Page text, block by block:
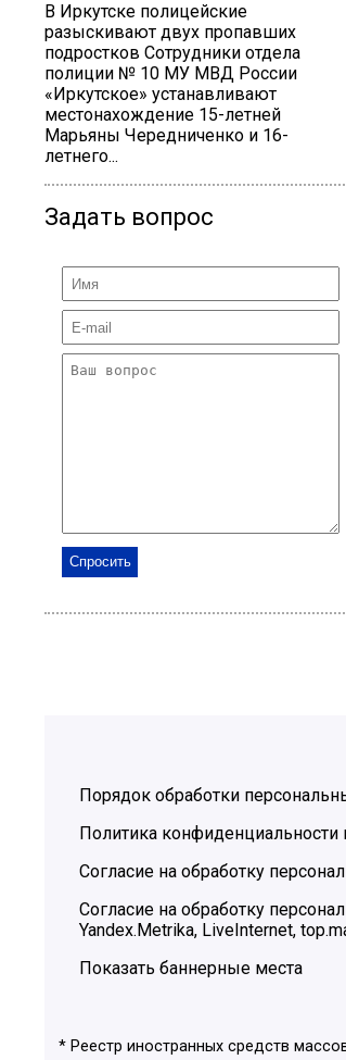
В Иркутске полицейские
разыскивают двух пропавших
подростков Сотрудники отдела
полиции № 10 МУ МВД России
«Иркутское» устанавливают
местонахождение 15-летней
Марьяны Чередниченко и 16-
летнего...
Задать вопрос
Порядок обработки
Политика
Согласие на обработку
Согласие на обработку
Yandex.Metrika, LiveInternet,
Показать баннерные места
* Реестр иностранных средств